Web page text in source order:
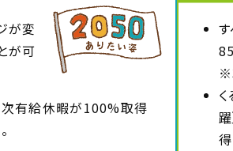
が変
が可
次有給休暇が100%取得